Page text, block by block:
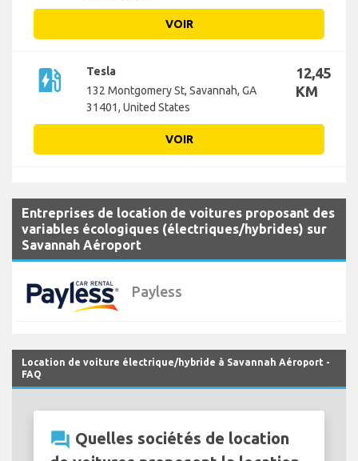
VOIR
ev_station
Tesla
132 Montgomery St, Savannah, GA
31401, United States
12,45
KM
VOIR
Entreprises de location de voitures proposant des
variables écologiques (électriques/hybrides) sur
Savannah Aéroport
Payless
Location de voiture électrique/hybride à Savannah Aéroport -
FAQ
question_answer Quelles sociétés de location